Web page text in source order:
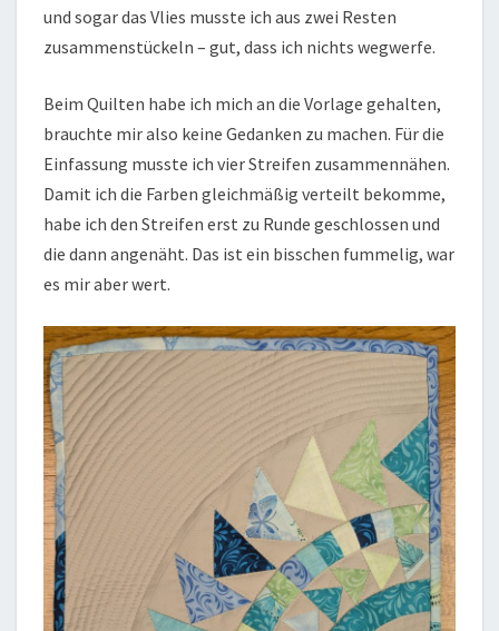
und sogar das Vlies musste ich aus zwei Resten
zusammenstückeln – gut, dass ich nichts wegwerfe.
Beim Quilten habe ich mich an die Vorlage gehalten,
brauchte mir also keine Gedanken zu machen. Für die
Einfassung musste ich vier Streifen zusammennähen.
Damit ich die Farben gleichmäßig verteilt bekomme,
habe ich den Streifen erst zu Runde geschlossen und
die dann angenäht. Das ist ein bisschen fummelig, war
es mir aber wert.